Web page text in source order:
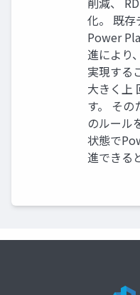
化。 既存
Power
進により
実現する
大きく上
す。 そ
のルール
状態で
進できる